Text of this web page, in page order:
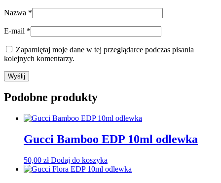
Nazwa *
E-mail *
Zapamiętaj moje dane w tej przeglądarce podczas pisania
kolejnych komentarzy.
Podobne produkty
Gucci Bamboo EDP 10ml odlewka
50,00 zł Dodaj do koszyka